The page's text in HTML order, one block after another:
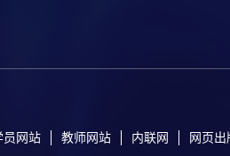
员网站 教师网站 内联网 网页